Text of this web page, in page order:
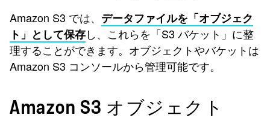
Amazon S3 では、 データファイルを「オブジェク
ト」として保存し、これらを「S3 バケット」に整
理することができます。オブジェクトやバケットは
Amazon S3 コンソールから管理可能です。
Amazon S3 オブジェクト